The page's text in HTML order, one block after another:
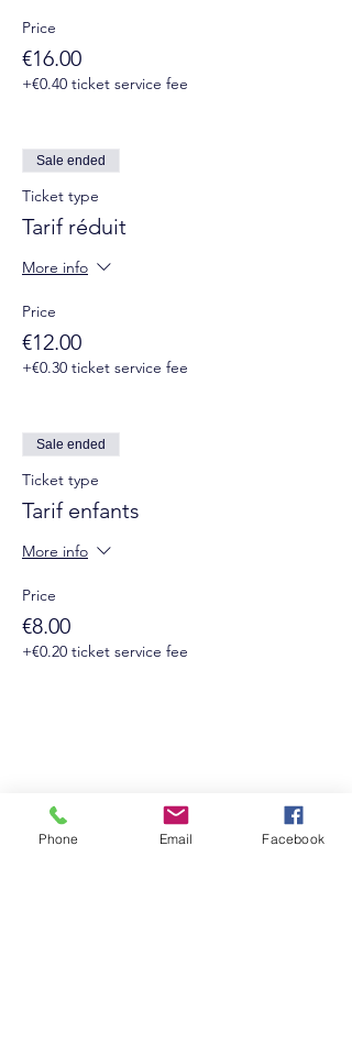
Price
€16.00
+€0.40 ticket service fee
Sale ended
Ticket type
Tarif réduit
More info
Price
€12.00
+€0.30 ticket service fee
Sale ended
Ticket type
Tarif enfants
More info
Price
€8.00
+€0.20 ticket service fee
Suivez-nous sur les réseaux sociaux :
Phone Email Facebook